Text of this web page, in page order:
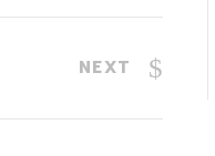
NEXT